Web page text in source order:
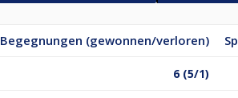
Begegnungen (gewonnen/verloren)
6 (5/1)